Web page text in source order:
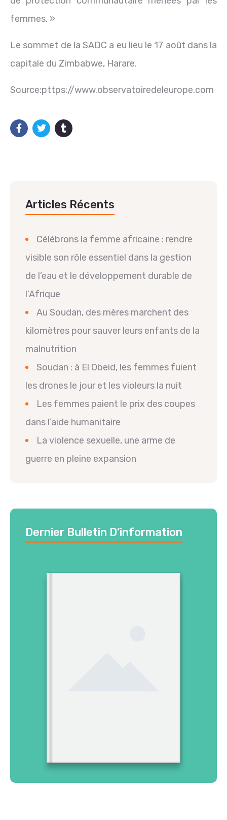
femmes. »
Le sommet de la SADC a eu lieu le 17 août dans la
capitale du Zimbabwe, Harare.
Source:pttps://www.observatoiredeleurope.com
Articles Récents
Célébrons la femme africaine : rendre
visible son rôle essentiel dans la gestion
de l’eau et le développement durable de
l’Afrique
Au Soudan, des mères marchent des
kilomètres pour sauver leurs enfants de la
malnutrition
Soudan : à El Obeid, les femmes fuient
les drones le jour et les violeurs la nuit
Les femmes paient le prix des coupes
dans l’aide humanitaire
La violence sexuelle, une arme de
guerre en pleine expansion
Dernier Bulletin D’information